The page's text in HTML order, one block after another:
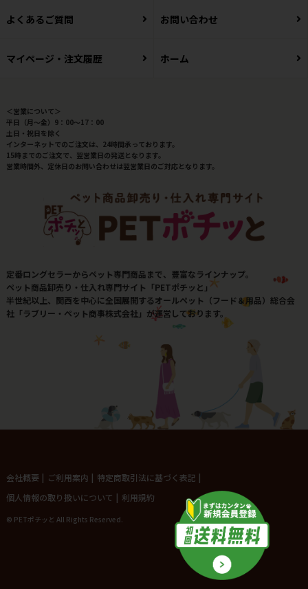
よくあるご質問 お問い合わせ
マイページ・注文履歴 ホーム
＜営業について＞
平日（月～金）9：00～17：00
土日・祝日を除く
インターネットでのご注文は、24時間承っております。
15時までのご注文で、翌営業日の発送となります。
営業時間外、定休日のお問い合わせは翌営業日のご対応となります。
定番ロングセラーからペット専門商品まで、豊富なラインナップ。
ペット商品卸売り・仕入れ専門サイト「PETポチッと」
半世紀以上、関西を中心に全国展開するオールペット（フード＆用品）総合会
社「ラブリー・ペット商事株式会社」が運営しております。
会社概要 | ご利用案内 | 特定商取引法に基づく表記 |
個人情報の取り扱いについて | 利用規約
© PETポチッと All Rights Reserved.